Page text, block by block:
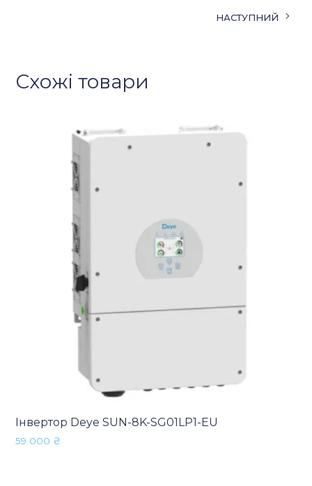
НАСТУПНИЙ
Схожі товари
Інвертор Deye SUN-8K-SG01LP1-EU
59 000 ₴